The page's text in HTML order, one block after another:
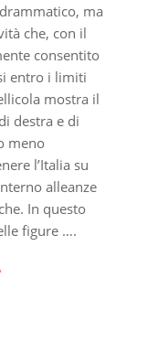
ma
che, con il
consentito
entro i limiti
mostra il
destra e di
meno
l’Italia su
alleanze
In questo
figure ….